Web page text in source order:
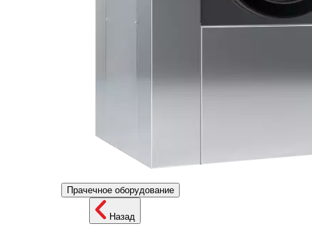
Прачечное оборудование
Назад